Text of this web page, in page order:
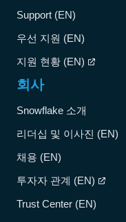
Support (EN)
우선 지원 (EN)
지원 현황 (EN)
회사
Snowflake 소개
리더십 및 이사진 (EN)
채용 (EN)
투자자 관계 (EN)
Trust Center (EN)